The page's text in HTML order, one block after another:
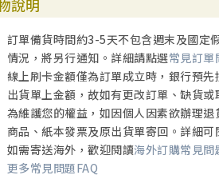
說明
訂單備貨時間約3-5天不包含週末及國定
情況，將另行通知。詳細請點選常見訂單
線上刷卡金額僅為訂單成立時，銀行預
出貨單上金額，故如有更改訂單、缺貨
為維護您的權益，如因個人因素欲辦理
商品、紙本發票及原出貨單寄回。詳細可
如需寄送海外，歡迎閱讀海外訂購常見問
更多常見問題FAQ